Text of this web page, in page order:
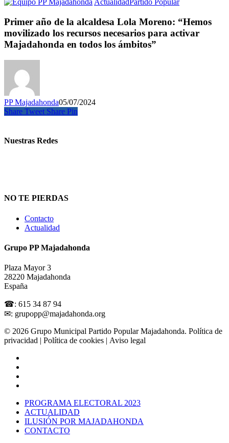
Actualidad Partido Popular
Primer año de la alcaldesa Lola Moreno: “Hemos
movilizado los recursos necesarios para activar
Majadahonda en todos los ámbitos”
PP Majadahonda05/07/2024
Share Tweet Share Pin
Nuestras Redes
NO TE PIERDAS
Contacto
Actualidad
Grupo PP Majadahonda
Plaza Mayor 3
28220 Majadahonda
España
☎: 615 34 87 94
✉: grupopp@majadahonda.org
© 2026 Grupo Municipal Partido Popular Majadahonda. Política de
privacidad | Política de cookies | Aviso legal
PROGRAMA ELECTORAL 2023
ACTUALIDAD
ILUSIÓN POR MAJADAHONDA
CONTACTO